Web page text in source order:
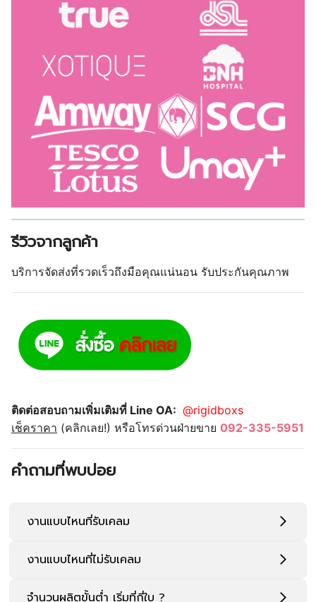
รีวิวจากลูกค้า
บริการจัดส่งที่รวดเร็วถึงมือคุณแน่นอน รับประกันคุณภาพ
ติดต่อสอบถามเพิ่มเติมที่ Line OA: @rigidboxs
เช็คราคา (คลิกเลย!) หรือโทรด่วนฝ่ายขาย 092-335-5951
คำถามที่พบบ่อย
งานแบบไหนที่รับเคลม
งานแบบไหนที่ไม่รับเคลม
จำนวนผลิตขั้นต่ำ เริ่มที่กี่ใบ ?